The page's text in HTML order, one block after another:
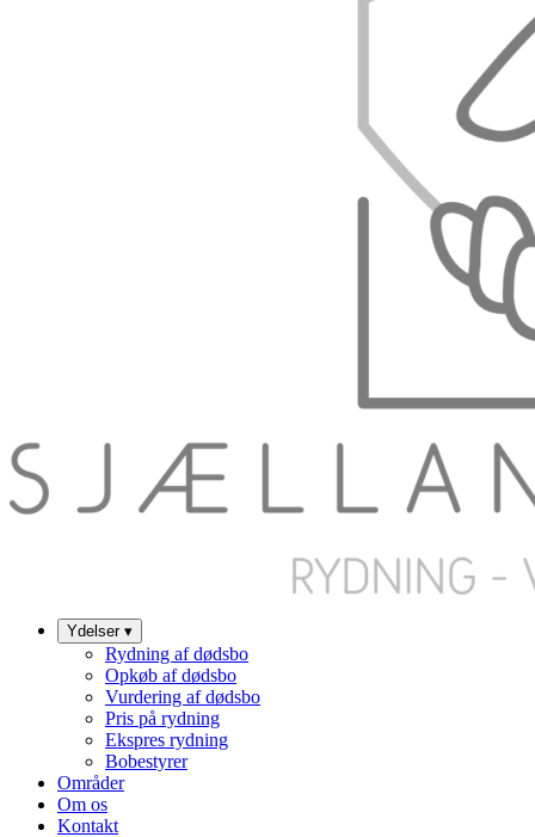
Ydelser ▾
Rydning af dødsbo
Opkøb af dødsbo
Vurdering af dødsbo
Pris på rydning
Ekspres rydning
Bobestyrer
Områder
Om os
Kontakt